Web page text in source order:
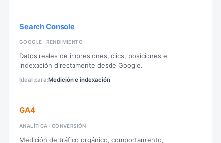
Search Console
GOOGLE · RENDIMIENTO
Datos reales de impresiones, clics, posiciones e
indexación directamente desde Google.
Medición e indexación
GA4
ANALÍTICA · CONVERSIÓN
Medición de tráfico orgánico, comportamiento,